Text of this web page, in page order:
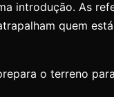
introdução. As
quem
o terreno